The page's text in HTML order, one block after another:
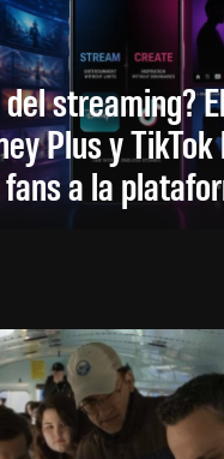
streaming?
Plus y
a la